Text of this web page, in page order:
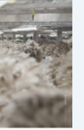
本社が地方の企